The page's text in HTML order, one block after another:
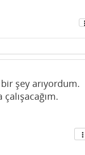
şey arıyordum.